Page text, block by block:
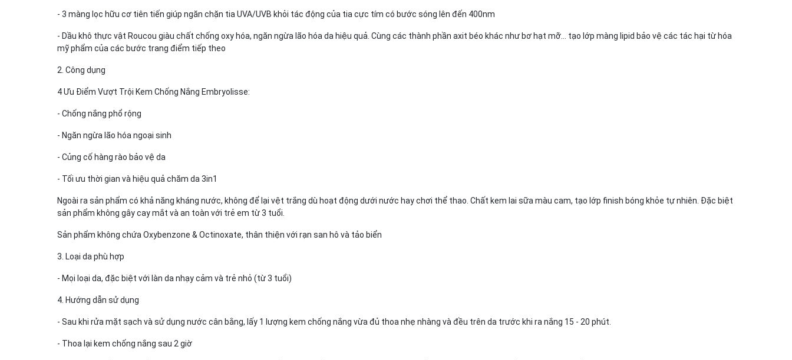
- 3 màng lọc hữu cơ tiên tiến giúp ngăn chặn tia UVA/UVB khỏi tác động của tia cực tím có bước sóng lên đến 400nm
- Dầu khô thực vật Roucou giàu chất chống oxy hóa, ngăn ngừa lão hóa da hiệu quả. Cùng các thành phần axit béo khác như bơ hạt mỡ… tạo lớp màng lipid bảo vệ các tác hại từ hóa
mỹ phẩm của các bước trang điểm tiếp theo
2. Công dụng
4 Ưu Điểm Vượt Trội Kem Chống Nắng Embryolisse:
- Chống nắng phổ rộng
- Ngăn ngừa lão hóa ngoại sinh
- Củng cố hàng rào bảo vệ da
- Tối ưu thời gian và hiệu quả chăm da 3in1
Ngoài ra sản phẩm có khả năng kháng nước, không để lại vệt trắng dù hoạt động dưới nước hay chơi thể thao. Chất kem lai sữa màu cam, tạo lớp finish bóng khỏe tự nhiên. Đặc biệt
sản phẩm không gây cay mắt và an toàn với trẻ em từ 3 tuổi.
Sản phẩm không chứa Oxybenzone & Octinoxate, thân thiện với rạn san hô và tảo biển
3. Loại da phù hợp
- Mọi loại da, đặc biệt với làn da nhạy cảm và trẻ nhỏ (từ 3 tuổi)
4. Hướng dẫn sử dụng
- Sau khi rửa mặt sạch và sử dụng nước cân bằng, lấy 1 lượng kem chống nắng vừa đủ thoa nhẹ nhàng và đều trên da trước khi ra nắng 15 - 20 phút.
- Thoa lại kem chống nắng sau 2 giờ